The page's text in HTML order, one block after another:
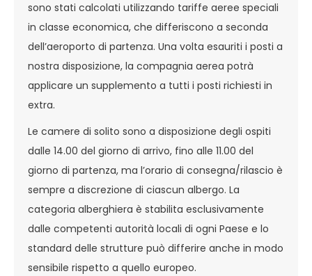
sono stati calcolati utilizzando tariffe aeree speciali
in classe economica, che differiscono a seconda
dell’aeroporto di partenza. Una volta esauriti i posti a
nostra disposizione, la compagnia aerea potrà
applicare un supplemento a tutti i posti richiesti in
extra.
Le camere di solito sono a disposizione degli ospiti
dalle 14.00 del giorno di arrivo, fino alle 11.00 del
giorno di partenza, ma l’orario di consegna/rilascio è
sempre a discrezione di ciascun albergo. La
categoria alberghiera è stabilita esclusivamente
dalle competenti autorità locali di ogni Paese e lo
standard delle strutture può differire anche in modo
sensibile rispetto a quello europeo.